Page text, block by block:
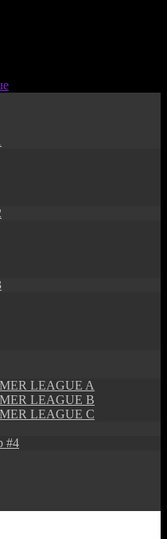
LEAGUE A
LEAGUE B
LEAGUE C
#4